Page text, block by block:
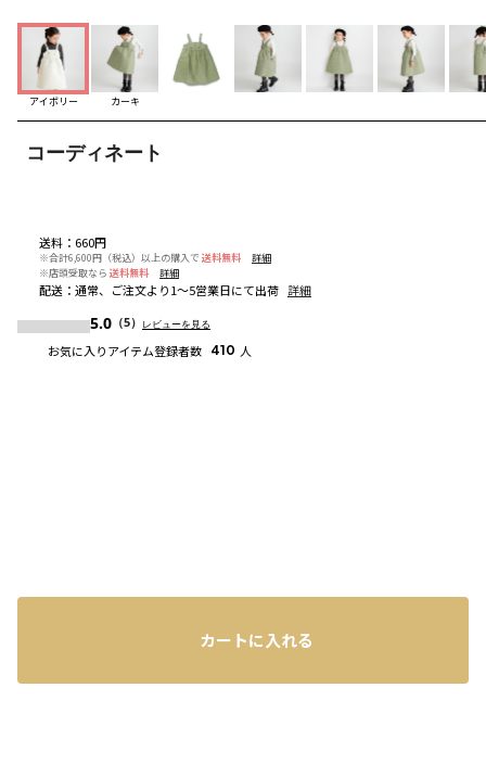
アイボリー カーキ
コーディネート
送料 ： 660円
※合計6,600円（税込）以上の購入で 送料無料
詳細
※店頭受取なら 送料無料 詳細
配送 ： 通常、ご注文より1～5営業日にて出荷 詳細
5.0 （5） レビューを見る
お気に入りアイテム登録者数 410 人
カートに入れる